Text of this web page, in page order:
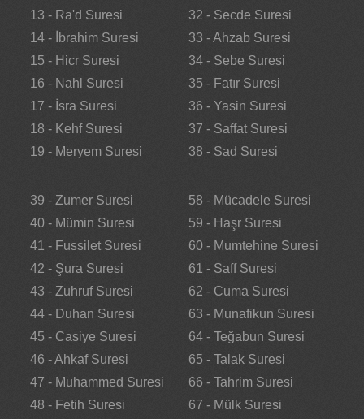
13 - Ra'd Suresi
14 - İbrahim Suresi
15 - Hicr Suresi
16 - Nahl Suresi
17 - İsra Suresi
18 - Kehf Suresi
19 - Meryem Suresi
32 - Secde Suresi
33 - Ahzab Suresi
34 - Sebe Suresi
35 - Fatır Suresi
36 - Yasin Suresi
37 - Saffat Suresi
38 - Sad Suresi
39 - Zumer Suresi
40 - Mümin Suresi
41 - Fussilet Suresi
42 - Şura Suresi
43 - Zuhruf Suresi
44 - Duhan Suresi
45 - Casiye Suresi
46 - Ahkaf Suresi
47 - Muhammed Suresi
48 - Fetih Suresi
58 - Mücadele Suresi
59 - Haşr Suresi
60 - Mumtehine Suresi
61 - Saff Suresi
62 - Cuma Suresi
63 - Munafikun Suresi
64 - Teğabun Suresi
65 - Talak Suresi
66 - Tahrim Suresi
67 - Mülk Suresi